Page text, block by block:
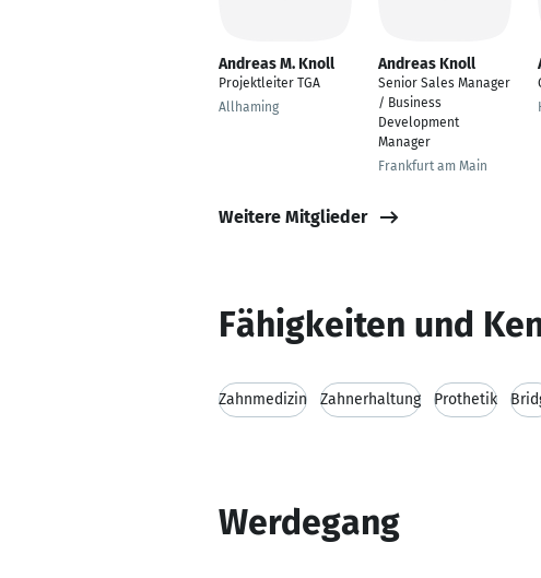
Andreas M. Knoll
Projektleiter TGA
Allhaming
Andreas Knoll
Senior Sales Manager
/ Business
Development
Manager
Frankfurt am Main
Weitere Mitglieder
Fähigkeiten und
Zahnmedizin Zahnerhaltung Prothetik
Werdegang